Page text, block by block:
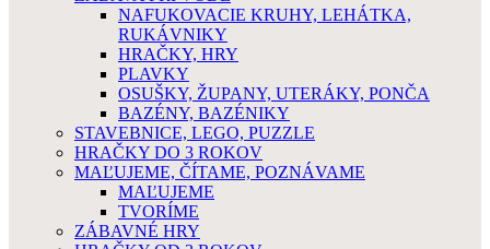
NAFUKOVACIE KRUHY, LEHÁTKA,
RUKÁVNIKY
HRAČKY, HRY
PLAVKY
OSUŠKY, ŽUPANY, UTERÁKY, PONČA
BAZÉNY, BAZÉNIKY
STAVEBNICE, LEGO, PUZZLE
HRAČKY DO 3 ROKOV
MAĽUJEME, ČÍTAME, POZNÁVAME
MAĽUJEME
TVORÍME
ZÁBAVNÉ HRY